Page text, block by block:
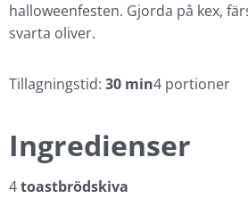
halloweenfesten. Gjorda på kex,
svarta oliver.
Tillagningstid: 30 min4 portioner
Ingredienser
4toastbrödskiva